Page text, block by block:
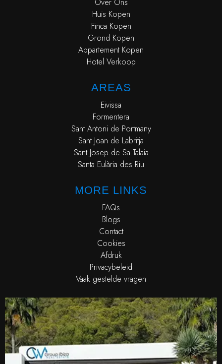
Huis Kopen
Finca Kopen
Grond Kopen
Appartement Kopen
Hotel Verkoop
AREAS
Eivissa
Formentera
Sant Antoni de Portmany
Sant Joan de Labritja
Sant Josep de Sa Talaia
Santa Eulària des Riu
MORE LINKS
FAQs
Blogs
Contact
Cookies
Afdruk
Privacybeleid
Vaak gestelde vragen